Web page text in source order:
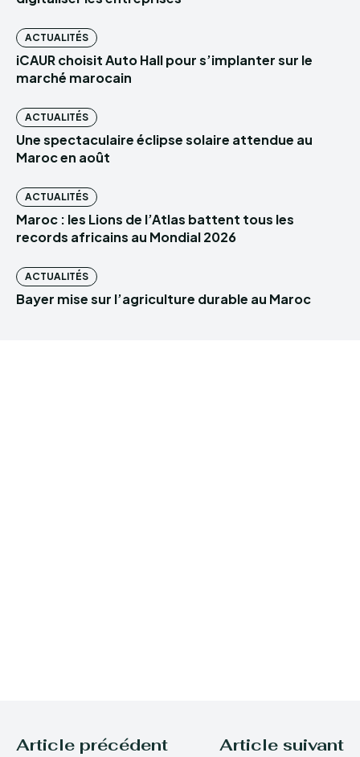
ACTUALITÉS
iCAUR choisit Auto Hall pour s’implanter sur le
marché marocain
ACTUALITÉS
Une spectaculaire éclipse solaire attendue au
Maroc en août
ACTUALITÉS
Maroc : les Lions de l’Atlas battent tous les
records africains au Mondial 2026
ACTUALITÉS
Bayer mise sur l’agriculture durable au Maroc
Article précédent Article suivant